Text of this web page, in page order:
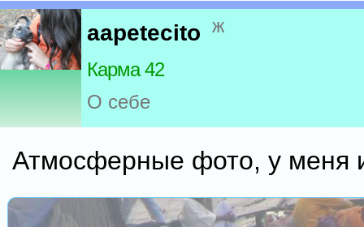
aapetecito ж
Карма 42
О себе
Атмосферные фото, у меня